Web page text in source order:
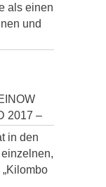
als einen
und
2017 –
in den